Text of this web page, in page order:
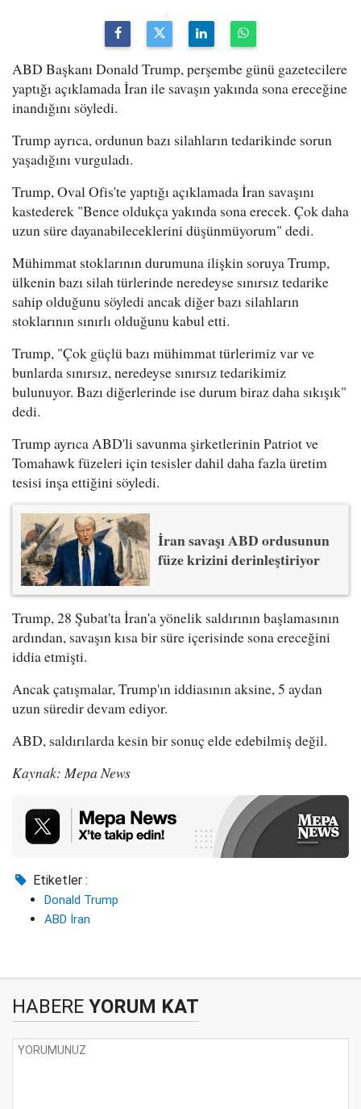
ABD Başkanı Donald Trump, perşembe günü gazetecilere
yaptığı açıklamada İran ile savaşın yakında sona ereceğine
inandığını söyledi.
Trump ayrıca, ordunun bazı silahların tedarikinde sorun
yaşadığını vurguladı.
Trump, Oval Ofis'te yaptığı açıklamada İran savaşını
kastederek "Bence oldukça yakında sona erecek. Çok daha
uzun süre dayanabileceklerini düşünmüyorum" dedi.
Mühimmat stoklarının durumuna ilişkin soruya Trump,
ülkenin bazı silah türlerinde neredeyse sınırsız tedarike
sahip olduğunu söyledi ancak diğer bazı silahların
stoklarının sınırlı olduğunu kabul etti.
Trump, "Çok güçlü bazı mühimmat türlerimiz var ve
bunlarda sınırsız, neredeyse sınırsız tedarikimiz
bulunuyor. Bazı diğerlerinde ise durum biraz daha sıkışık"
dedi.
Trump ayrıca ABD'li savunma şirketlerinin Patriot ve
Tomahawk füzeleri için tesisler dahil daha fazla üretim
tesisi inşa ettiğini söyledi.
İran savaşı ABD ordusunun
füze krizini derinleştiriyor
Trump, 28 Şubat'ta İran'a yönelik saldırının başlamasının
ardından, savaşın kısa bir süre içerisinde sona ereceğini
iddia etmişti.
Ancak çatışmalar, Trump'ın iddiasının aksine, 5 aydan
uzun süredir devam ediyor.
ABD, saldırılarda kesin bir sonuç elde edebilmiş değil.
Kaynak: Mepa News
Etiketler :
Donald Trump
ABD İran
HABERE YORUM KAT